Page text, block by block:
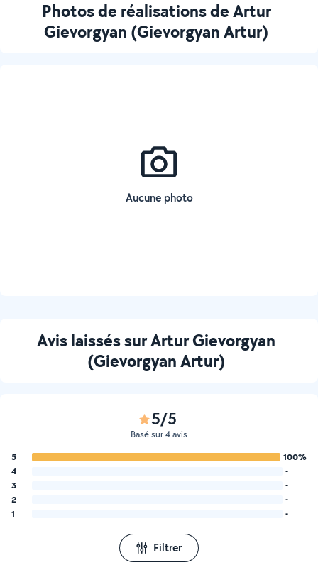
Photos de réalisations de Artur
Gievorgyan (Gievorgyan Artur)
Aucune photo
Avis laissés sur Artur Gievorgyan
(Gievorgyan Artur)
5/5
Basé sur 4 avis
5
100%
4
-
3
-
2
-
1
-
Filtrer